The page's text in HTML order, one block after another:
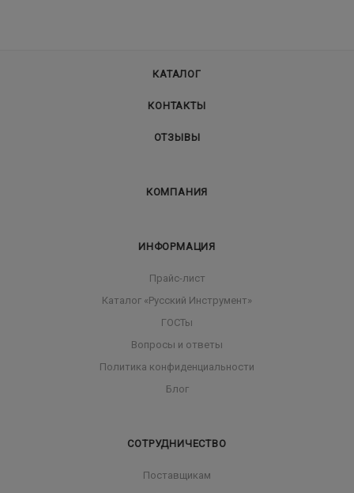
КАТАЛОГ
КОНТАКТЫ
ОТЗЫВЫ
КОМПАНИЯ
ИНФОРМАЦИЯ
Прайс-лист
Каталог «Русский Инструмент»
ГОСТы
Вопросы и ответы
Политика конфиденциальности
Блог
СОТРУДНИЧЕСТВО
Поставщикам